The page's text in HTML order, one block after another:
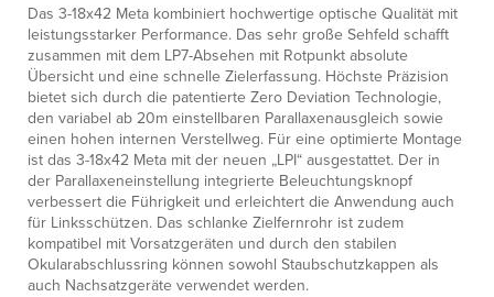
Das 3-18x42 Meta kombiniert hochwertige optische Qualität mit
leistungsstarker Performance. Das sehr große Sehfeld schafft
zusammen mit dem LP7-Absehen mit Rotpunkt absolute
Übersicht und eine schnelle Zielerfassung. Höchste Präzision
bietet sich durch die patentierte Zero Deviation Technologie,
den variabel ab 20m einstellbaren Parallaxenausgleich sowie
einen hohen internen Verstellweg. Für eine optimierte Montage
ist das 3-18x42 Meta mit der neuen „LPI“ ausgestattet. Der in
der Parallaxeneinstellung integrierte Beleuchtungsknopf
verbessert die Führigkeit und erleichtert die Anwendung auch
für Linksschützen. Das schlanke Zielfernrohr ist zudem
kompatibel mit Vorsatzgeräten und durch den stabilen
Okularabschlussring können sowohl Staubschutzkappen als
auch Nachsatzgeräte verwendet werden.